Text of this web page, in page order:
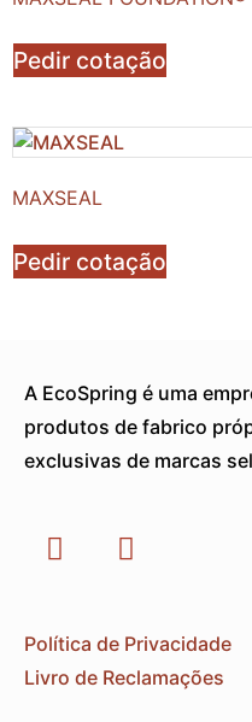
Pedir cotação
MAXSEAL
Pedir cotação
A EcoSpring é uma
produtos de fabrico
exclusivas de marcas
Política de Privacidade
Livro de Reclamações